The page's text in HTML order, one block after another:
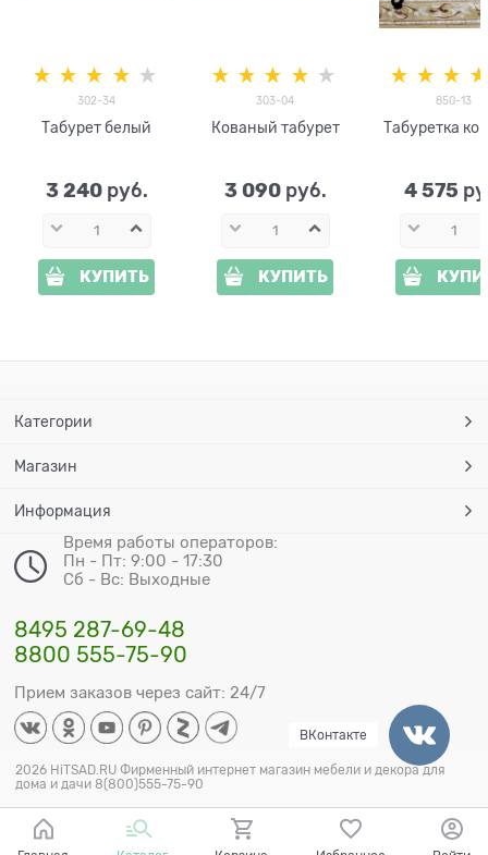
302-34
Табурет белый
3 240 руб.
КУПИТЬ
303-04
Кованый табурет
3 090 руб.
КУПИТЬ
850-13
Табуретка
4 575
Категории
Магазин
Информация
Время работы операторов:
Пн - Пт: 9:00 - 17:30
Сб - Вс: Выходные
8495 287-69-48
8800 555-75-90
Прием заказов через сайт: 24/7
2026 HiTSAD.RU Фирменный интернет магазин мебели и декора для
дома и дачи 8(800)555-75-90
ВКонтакте